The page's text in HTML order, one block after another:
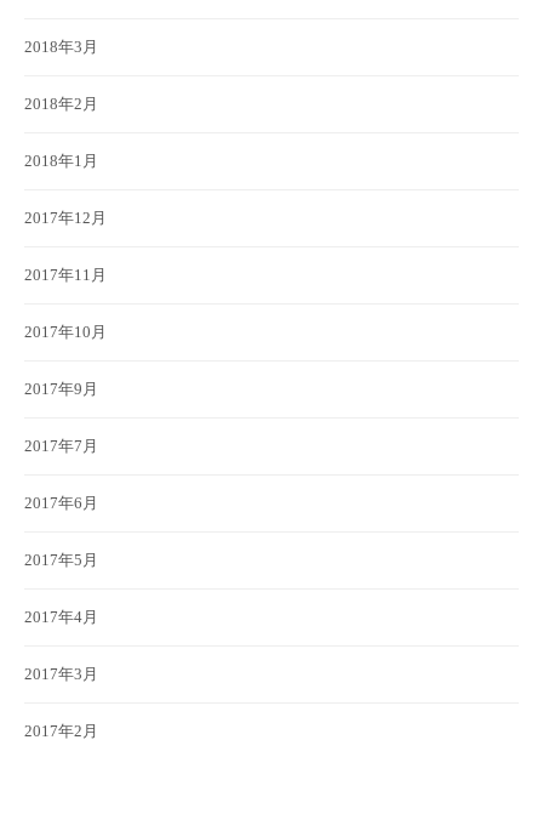
2018年3月
2018年2月
2018年1月
2017年12月
2017年11月
2017年10月
2017年9月
2017年7月
2017年6月
2017年5月
2017年4月
2017年3月
2017年2月